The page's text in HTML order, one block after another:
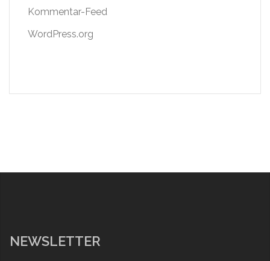
Kommentar-Feed
WordPress.org
NEWSLETTER